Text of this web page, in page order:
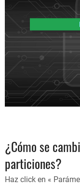
¿Cómo se
particiones?
Haz click en «